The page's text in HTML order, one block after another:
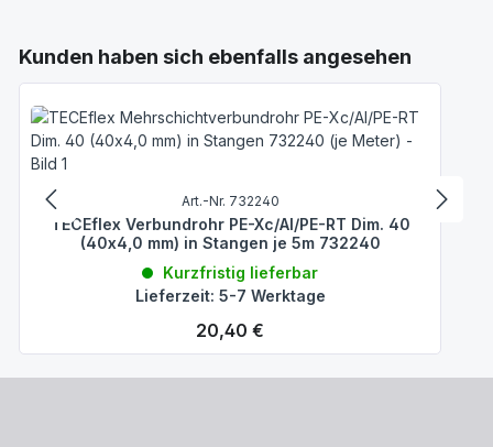
Produktgalerie überspringen
Kunden haben sich ebenfalls angesehen
Art.-Nr. 732240
TECEflex Verbundrohr PE-Xc/Al/PE-RT Dim. 40
(40x4,0 mm) in Stangen je 5m 732240
Kurzfristig lieferbar
Lieferzeit: 5-7 Werktage
Regulärer Preis:
20,40 €